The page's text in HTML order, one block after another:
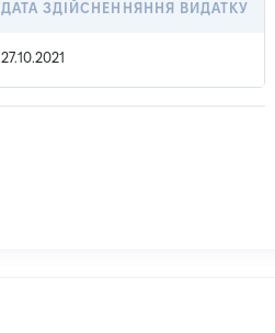
ДАТА ЗДІЙСНЕННЯННЯ ВИДАТКУ
27.10.2021